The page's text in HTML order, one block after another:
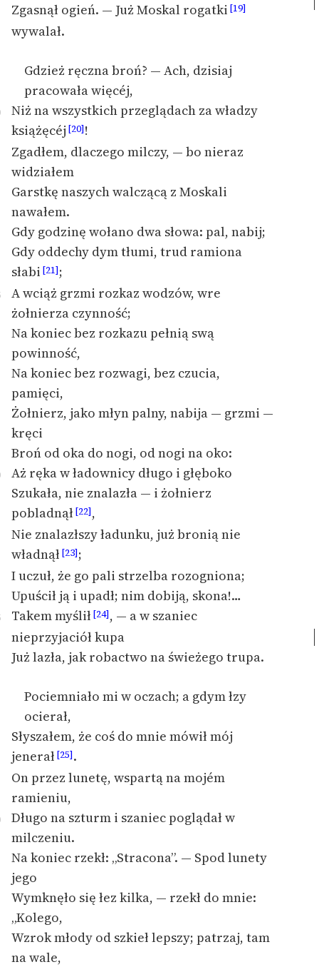
Zgasnął ogień. — Już Moskal rogatki [19]
wywalał.
Gdzież ręczna broń? — Ach, dzisiaj
pracowała więcéj,
Niż na wszystkich przeglądach za władzy
książęcéj [20]!
Zgadłem, dlaczego milczy, — bo nieraz
widziałem
Garstkę naszych walczącą z Moskali
nawałem.
Gdy godzinę wołano dwa słowa: pal, nabij;
Gdy oddechy dym tłumi, trud ramiona
słabi [21];
A wciąż grzmi rozkaz wodzów, wre
żołnierza czynność;
Na koniec bez rozkazu pełnią swą
powinność,
Na koniec bez rozwagi, bez czucia,
pamięci,
Żołnierz, jako młyn palny, nabija — grzmi —
kręci
Broń od oka do nogi, od nogi na oko:
Aż ręka w ładownicy długo i głęboko
Szukała, nie znalazła — i żołnierz
pobladnął [22],
Nie znalazłszy ładunku, już bronią nie
władnął [23];
I uczuł, że go pali strzelba rozogniona;
Upuścił ją i upadł; nim dobiją, skona!…
Takem myślił [24], — a w szaniec
nieprzyjaciół kupa
Już lazła, jak robactwo na świeżego trupa.
Pociemniało mi w oczach; a gdym łzy
ocierał,
Słyszałem, że coś do mnie mówił mój
jenerał [25].
On przez lunetę, wspartą na mojém
ramieniu,
Długo na szturm i szaniec poglądał w
milczeniu.
Na koniec rzekł: „Stracona”. — Spod lunety
jego
Wymknęło się łez kilka, — rzekł do mnie:
„Kolego,
Wzrok młody od szkieł lepszy; patrzaj, tam
na wale,